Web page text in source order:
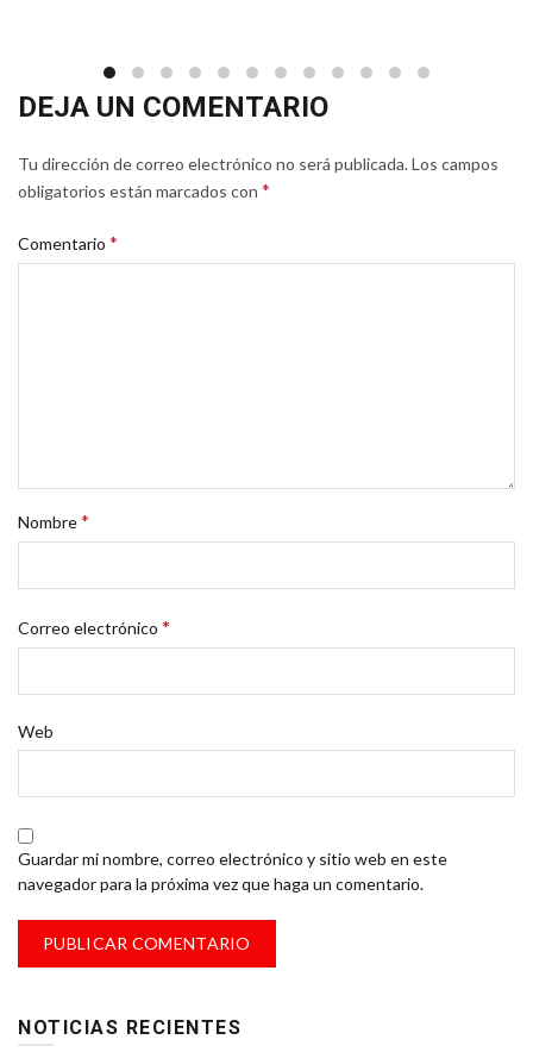
DEJA UN COMENTARIO
Tu dirección de correo electrónico no será publicada.Los campos
obligatorios están marcados con *
Comentario *
Nombre*
Correo electrónico *
Web
Guardar mi nombre, correo electrónico y sitio web en este
navegador para la próxima vez que haga un comentario.
NOTICIAS RECIENTES